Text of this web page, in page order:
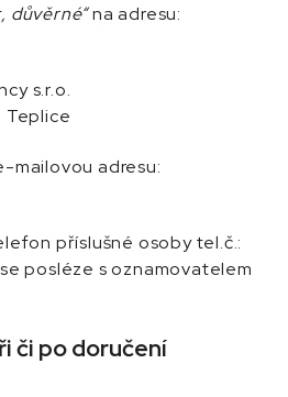
důvěrné“na adresu:
s.r.o.
Teplice
mailovou adresu:
příslušné osoby tel.č.:
posléze s oznamovatelem
či po doručení